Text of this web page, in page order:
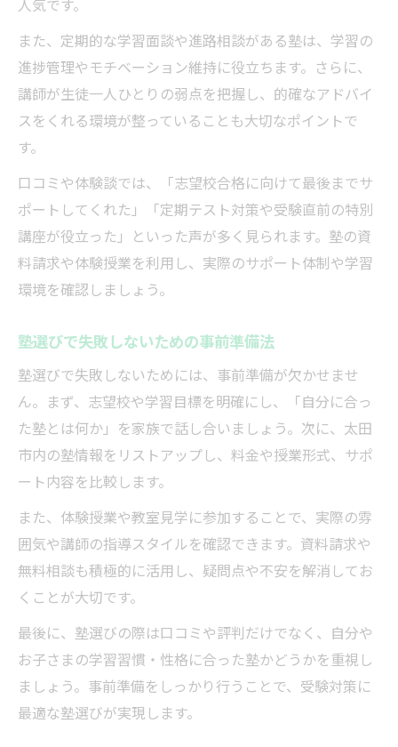
人気です。
また、定期的な学習面談や進路相談がある塾は、学習の
進捗管理やモチベーション維持に役立ちます。さらに、
講師が生徒一人ひとりの弱点を把握し、的確なアドバイ
スをくれる環境が整っていることも大切なポイントで
す。
口コミや体験談では、「志望校合格に向けて最後までサ
ポートしてくれた」「定期テスト対策や受験直前の特別
講座が役立った」といった声が多く見られます。塾の資
料請求や体験授業を利用し、実際のサポート体制や学習
環境を確認しましょう。
塾選びで失敗しないための事前準備法
塾選びで失敗しないためには、事前準備が欠かせませ
ん。まず、志望校や学習目標を明確にし、「自分に合っ
た塾とは何か」を家族で話し合いましょう。次に、太田
市内の塾情報をリストアップし、料金や授業形式、サポ
ート内容を比較します。
また、体験授業や教室見学に参加することで、実際の雰
囲気や講師の指導スタイルを確認できます。資料請求や
無料相談も積極的に活用し、疑問点や不安を解消してお
くことが大切です。
最後に、塾選びの際は口コミや評判だけでなく、自分や
お子さまの学習習慣・性格に合った塾かどうかを重視し
ましょう。事前準備をしっかり行うことで、受験対策に
最適な塾選びが実現します。